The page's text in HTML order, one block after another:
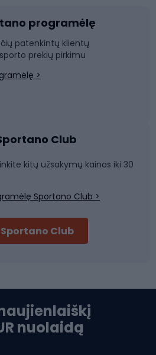
programėlę
patenkintų klientų
prekių pirkimu
>
Club
kitų užsakymų kainas iki 30
Sportano Club >
Club
nuolaidą